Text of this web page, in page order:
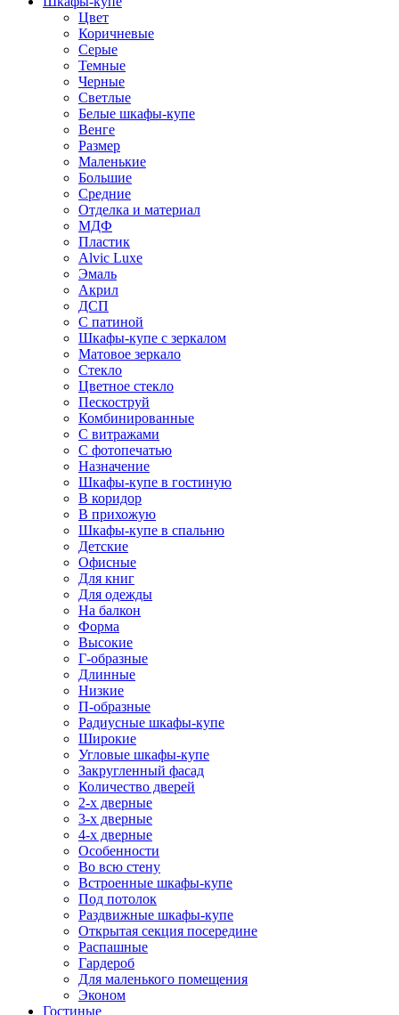
Цвет
Коричневые
Серые
Темные
Черные
Светлые
Белые шкафы-купе
Венге
Размер
Маленькие
Большие
Средние
Отделка и материал
МДФ
Пластик
Alvic Luxe
Эмаль
Акрил
ДСП
С патиной
Шкафы-купе с зеркалом
Матовое зеркало
Стекло
Цветное стекло
Пескоструй
Комбинированные
С витражами
С фотопечатью
Назначение
Шкафы-купе в гостиную
В коридор
В прихожую
Шкафы-купе в спальню
Детские
Офисные
Для книг
Для одежды
На балкон
Форма
Высокие
Г-образные
Длинные
Низкие
П-образные
Радиусные шкафы-купе
Широкие
Угловые шкафы-купе
Закругленный фасад
Количество дверей
2-х дверные
3-х дверные
4-х дверные
Особенности
Во всю стену
Встроенные шкафы-купе
Под потолок
Раздвижные шкафы-купе
Открытая секция посередине
Распашные
Гардероб
Для маленького помещения
Эконом
Гостиные